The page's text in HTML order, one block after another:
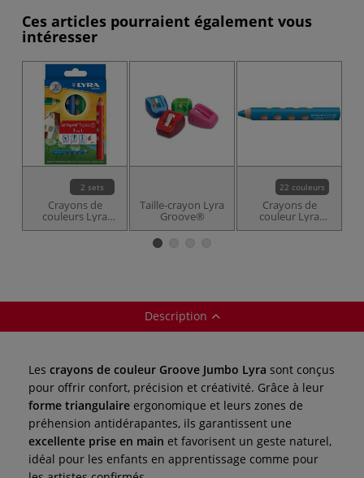
Ces articles pourraient également vous
intéresser
2 sets
Crayons de
couleurs Lyra
groove triple 1
Taille-crayon Lyra
Groove®
22 couleurs
Crayons de
couleur Lyra
Groove® Triple 1
Description
Les crayons de couleur Groove Jumbo Lyra sont conçus
pour offrir confort, précision et créativité. Grâce à leur
forme triangulaire ergonomique et leurs zones de
préhension antidérapantes, ils garantissent une
excellente prise en main et favorisent un geste naturel,
idéal pour les enfants en apprentissage comme pour